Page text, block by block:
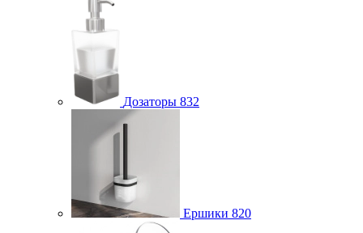
Дозаторы 832
Ершики 820